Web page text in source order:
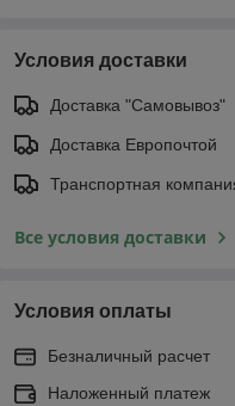
Условия доставки
Доставка "Самовывоз"
Доставка Европочтой
Транспортная
Все условия доставки
Условия оплаты
Безналичный расчет
Наложенный платеж